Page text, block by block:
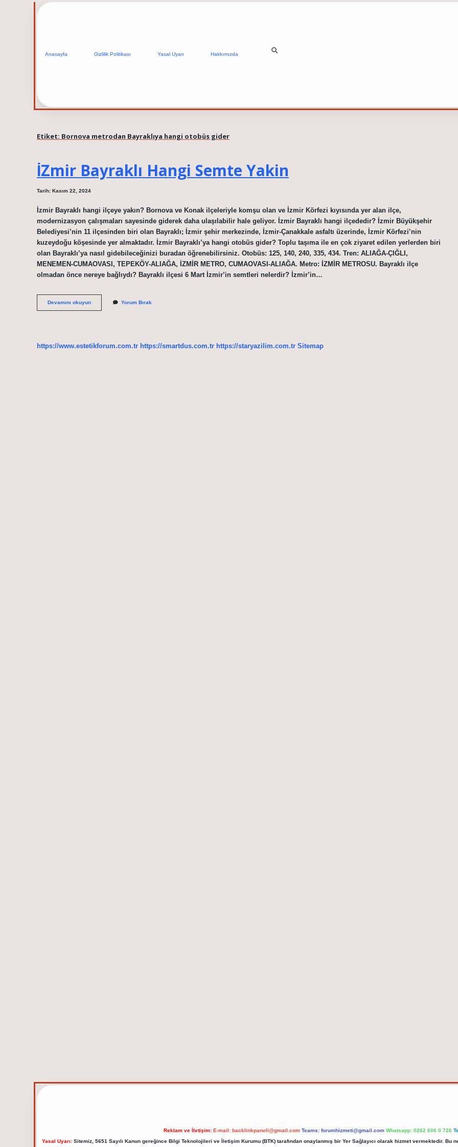
Anasayfa Gizlilik Politikası Yasal Uyarı Hakkımızda
Etiket: Bornova metrodan Bayraklıya hangi otobüs gider
İZmir Bayraklı Hangi Semte Yakin
Tarih: Kasım 22, 2024
İzmir Bayraklı hangi ilçeye yakın? Bornova ve Konak ilçeleriyle komşu olan ve İzmir Körfezi kıyısında yer alan ilçe,
modernizasyon çalışmaları sayesinde giderek daha ulaşılabilir hale geliyor. İzmir Bayraklı hangi ilçededir? İzmir Büyükşehir
Belediyesi’nin 11 ilçesinden biri olan Bayraklı; İzmir şehir merkezinde, İzmir-Çanakkale asfaltı üzerinde, İzmir Körfezi’nin
kuzeydoğu köşesinde yer almaktadır. İzmir Bayraklı’ya hangi otobüs gider? Toplu taşıma ile en çok ziyaret edilen yerlerden biri
olan Bayraklı’ya nasıl gidebileceğinizi buradan öğrenebilirsiniz. Otobüs: 125, 140, 240, 335, 434. Tren: ALIAĞA-ÇIĞLI,
MENEMEN-CUMAOVASI, TEPEKÖY-ALIAĞA, İZMİR METRO, CUMAOVASI-ALIAĞA. Metro: İZMİR METROSU. Bayraklı ilçe
olmadan önce nereye bağlıydı? Bayraklı ilçesi 6 Mart İzmir’in semtleri nelerdir? İzmir’in…
Devamını okuyunİZmir
Bayraklı
Yorum Bırak
https://www.estetikforum.com.tr https://smartdus.com.tr https://staryazilim.com.tr Sitemap
Reklam ve İletişim: E-mail: backlinkpaneli@gmail.com Teams: forumhizmeti@gmail.com Whatsapp: 0262 606 0 726
Yasal Uyarı:Sitemiz, 5651 Sayılı Kanun gereğince Bilgi Teknolojileri ve İletişim Kurumu (BTK) tarafından onaylanmış bir Yer Sağlayıcı olarak hizmet vermektedir.